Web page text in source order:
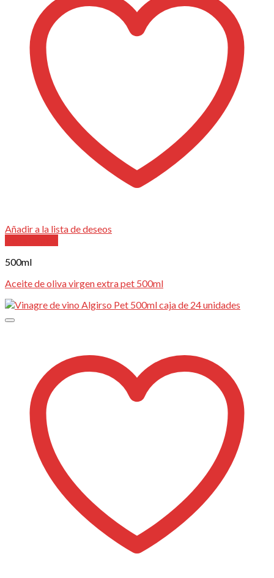
Añadir a la lista de deseos
500ml
Aceite de oliva virgen extra pet 500ml